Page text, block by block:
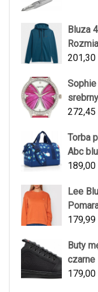
Bluza
201,30
Sophie
srebrny
272,45
Torba
Abc
189,00
Lee
179,99
Buty
czarne
179,00